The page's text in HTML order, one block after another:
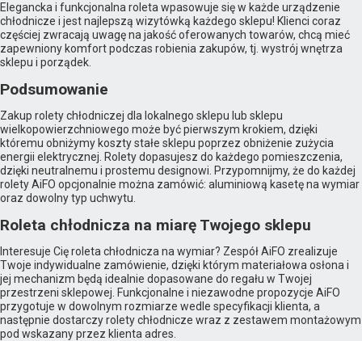
Elegancka i funkcjonalna roleta wpasowuje się w każde urządzenie
chłodnicze i jest najlepszą wizytówką każdego sklepu! Klienci coraz
częściej zwracają uwagę na jakość oferowanych towarów, chcą mieć
zapewniony komfort podczas robienia zakupów, tj. wystrój wnętrza
sklepu i porządek.
Podsumowanie
Zakup rolety chłodniczej dla lokalnego sklepu lub sklepu
wielkopowierzchniowego może być pierwszym krokiem, dzięki
któremu obniżymy koszty stałe sklepu poprzez obniżenie zużycia
energii elektrycznej. Rolety dopasujesz do każdego pomieszczenia,
dzięki neutralnemu i prostemu designowi. Przypomnijmy, że do każdej
rolety AiFO opcjonalnie można zamówić: aluminiową kasetę na wymiar
oraz dowolny typ uchwytu.
Roleta chłodnicza na miarę Twojego sklepu
Interesuje Cię roleta chłodnicza na wymiar? Zespół AiFO zrealizuje
Twoje indywidualne zamówienie, dzięki którym materiałowa osłona i
jej mechanizm będą idealnie dopasowane do regału w Twojej
przestrzeni sklepowej. Funkcjonalne i niezawodne propozycje AiFO
przygotuje w dowolnym rozmiarze wedle specyfikacji klienta, a
następnie dostarczy rolety chłodnicze wraz z zestawem montażowym
pod wskazany przez klienta adres.